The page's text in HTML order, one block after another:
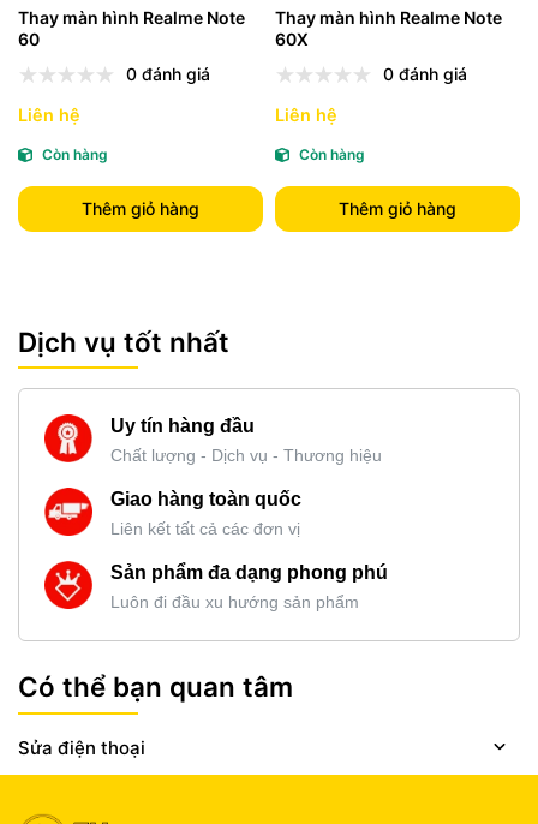
Thay màn hình Realme Note
60
0 đánh giá
Liên hệ
Còn hàng
Thêm giỏ hàng
Thay màn hình Realme Note
60X
0 đánh giá
Liên hệ
Còn hàng
Thêm giỏ hàng
Dịch vụ tốt nhất
Uy tín hàng đầu
Chất lượng - Dịch vụ - Thương hiệu
Giao hàng toàn quốc
Liên kết tất cả các đơn vị
Sản phẩm đa dạng phong phú
Luôn đi đầu xu hướng sản phẩm
Có thể bạn quan tâm
Sửa điện thoại